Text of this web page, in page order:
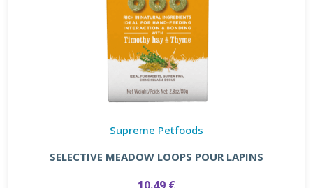
Supreme Petfoods
SELECTIVE MEADOW LOOPS POUR LAPINS